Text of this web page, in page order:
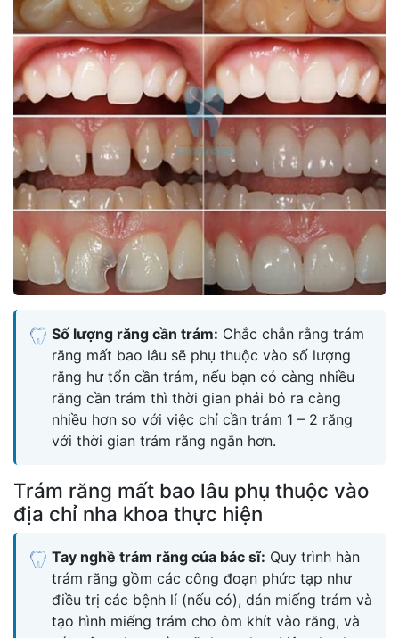
Số lượng răng cần trám: Chắc chắn rằng trám
răng mất bao lâu sẽ phụ thuộc vào số lượng
răng hư tổn cần trám, nếu bạn có càng nhiều
răng cần trám thì thời gian phải bỏ ra càng
nhiều hơn so với việc chỉ cần trám 1 – 2 răng
với thời gian trám răng ngắn hơn.
Trám răng mất bao lâu phụ thuộc vào
địa chỉ nha khoa thực hiện
Tay nghề trám răng của bác sĩ: Quy trình hàn
trám răng gồm các công đoạn phức tạp như
điều trị các bệnh lí (nếu có), dán miếng trám và
tạo hình miếng trám cho ôm khít vào răng, và